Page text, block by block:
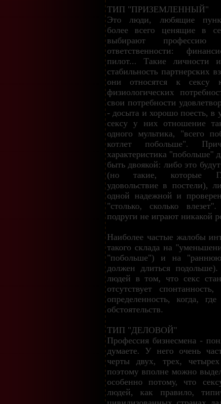
ТИП "ПРИЗЕМЛЕННЫЙ"
Это люди, любящие
более всего ценящие в
выбирают
ответственности:
пилот... Такие личности
стабильность партнерских
они относятся к
физиологических
свои потребности
- досыта и хорошо поесть, в
сексу у них отношение
одного мультика, "всего
котлет побольше".
характеристика "побольше"
быть двоякой: либо это
(но такие, которые
удовольствие в постели),
одной надежной и
"столько, сколько
подруги не играют никакой
Наиболее частые жалобы
такого склада на
"побольше") и на
должен длиться
людей в том, что секс
отсутствует
определенность, когда,
обстоятельств.
ТИП "ДЕЛОВОЙ"
Профессия бизнесмена -
думаете. У него очень
черты двух, трех,
поэтому вполне можно
особенно потому, что
людей, как правило,